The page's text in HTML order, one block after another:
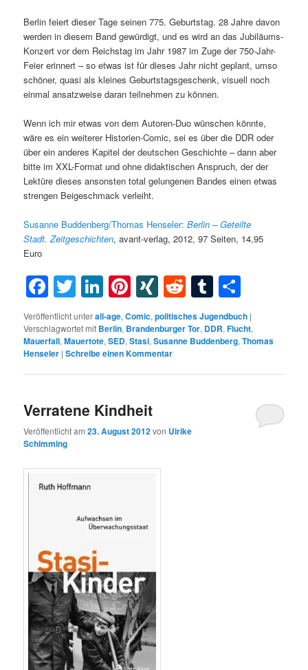
Berlin feiert dieser Tage seinen 775. Geburtstag. 28 Jahre davon
werden in diesem Band gewürdigt, und es wird an das Jubiläums-
Konzert vor dem Reichstag im Jahr 1987 im Zuge der 750-Jahr-
Feier erinnert – so etwas ist für dieses Jahr nicht geplant, umso
schöner, quasi als kleines Geburtstagsgeschenk, visuell noch
einmal ansatzweise daran teilnehmen zu können.
Wenn ich mir etwas von dem Autoren-Duo wünschen könnte,
wäre es ein weiterer Historien-Comic, sei es über die DDR oder
über ein anderes Kapitel der deutschen Geschichte – dann aber
bitte im XXL-Format und ohne didaktischen Anspruch, der der
Lektüre dieses ansonsten total gelungenen Bandes einen etwas
strengen Beigeschmack verleiht.
Susanne Buddenberg/Thomas Henseler:Berlin – Geteilte
Stadt.Zeitgeschichten, avant-verlag, 2012, 97 Seiten, 14,95
Euro
Facebook
Twitter
LinkedIn
Pinterest
XINGRedditTumblr
Veröffentlicht unterall-age,Comic,politisches Jugendbuch |
Verschlagwortet mit Berlin, Brandenburger Tor, DDR,Flucht,
Mauerfall,Mauertote,SED,Stasi,Susanne Buddenberg,Thomas
Henseler |Schreibe einen Kommentar
Verratene Kindheit
Veröffentlicht am23. August 2012von Ulrike
Schimming